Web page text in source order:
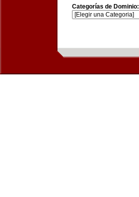
Categorías de Dominio: